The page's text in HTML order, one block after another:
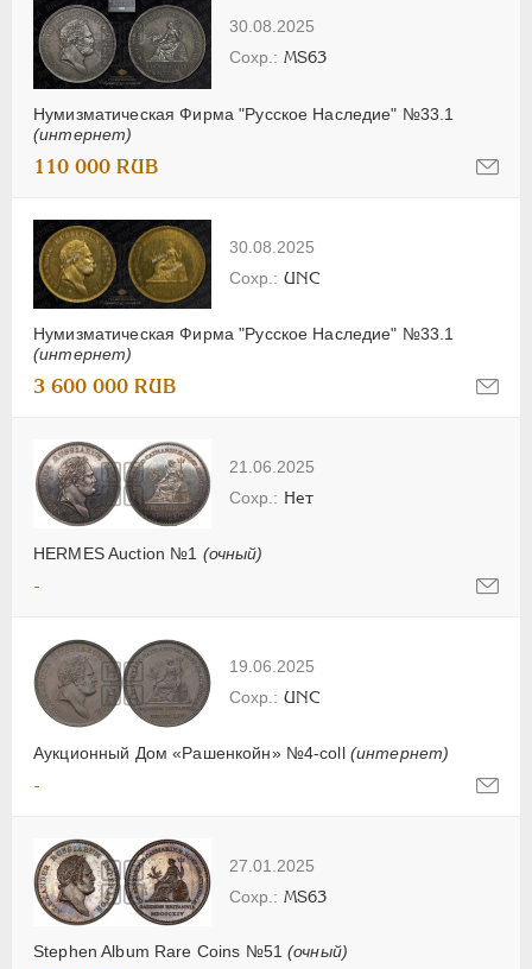
30.08.2025
Нумизматическая Фирма "Русское Наследие" №33.1
(интернет)
MS63
110 000 RUB
30.08.2025
Нумизматическая Фирма "Русское Наследие" №33.1
(интернет)
UNC
3 600 000 RUB
21.06.2025
HERMES Auction №1 (очный)
Нет
-
19.06.2025
Аукционный Дом «Рашенкойн» №4-coll (интернет)
UNC
-
27.01.2025
Stephen Album Rare Coins №51(очный)
MS63